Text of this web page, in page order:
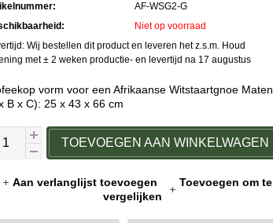
AF-WSG2-G
Niet op voorraad
Wij bestellen dit product en leveren het z.s.m. Houd
met ± 2 weken productie- en levertijd na 17 augustus
vorm voor een Afrikaanse Witstaartgnoe Maten
B x C): 25 x 43 x 66 cm
TOEVOEGEN AAN WINKELWAGEN
Aan verlanglijst toevoegen
Toevoegen om te
vergelijken